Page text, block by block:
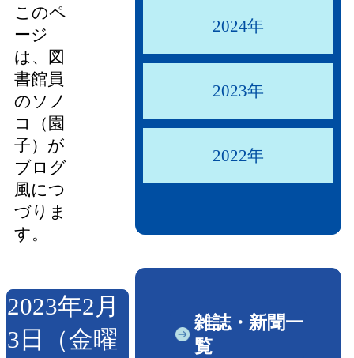
このペ
ージ
は、図
書館員
のソノ
コ（園
子）が
ブログ
風につ
づりま
す。
2023年2月
3日（金曜
2024年
2023年
2022年
雑誌・新聞一
覧